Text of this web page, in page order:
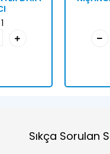
1
Sıkça Sorulan